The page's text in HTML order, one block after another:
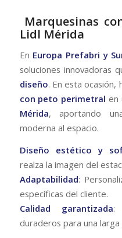
Marquesinas
Lidl Mérida
En Europa Prefabri y
soluciones innovadoras
diseño. En esta ocasión,
con peto perimetral en
Mérida, aportando
moderna al espacio.
Diseño estético y
realza la imagen del
Adaptabilidad:
específicas del cliente.
Calidad garantizada:
duraderos para una larga